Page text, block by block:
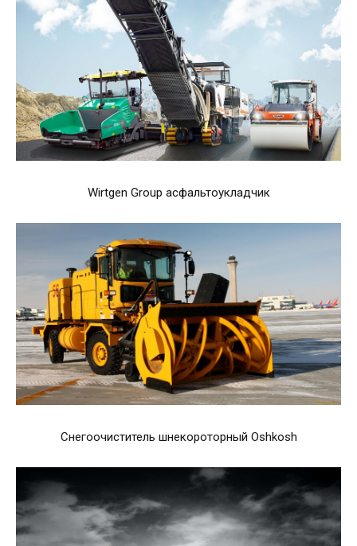
Wirtgen Group асфальтоукладчик
Снегоочиститель шнекороторный Oshkosh